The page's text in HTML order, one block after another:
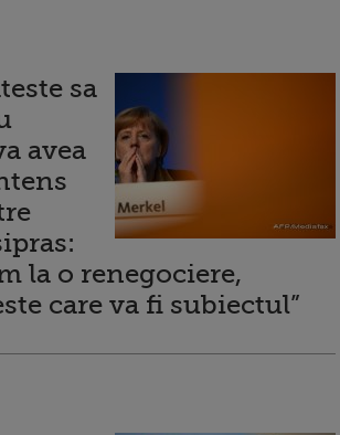
sa
avea
la o renegociere,
care va fi subiectul”